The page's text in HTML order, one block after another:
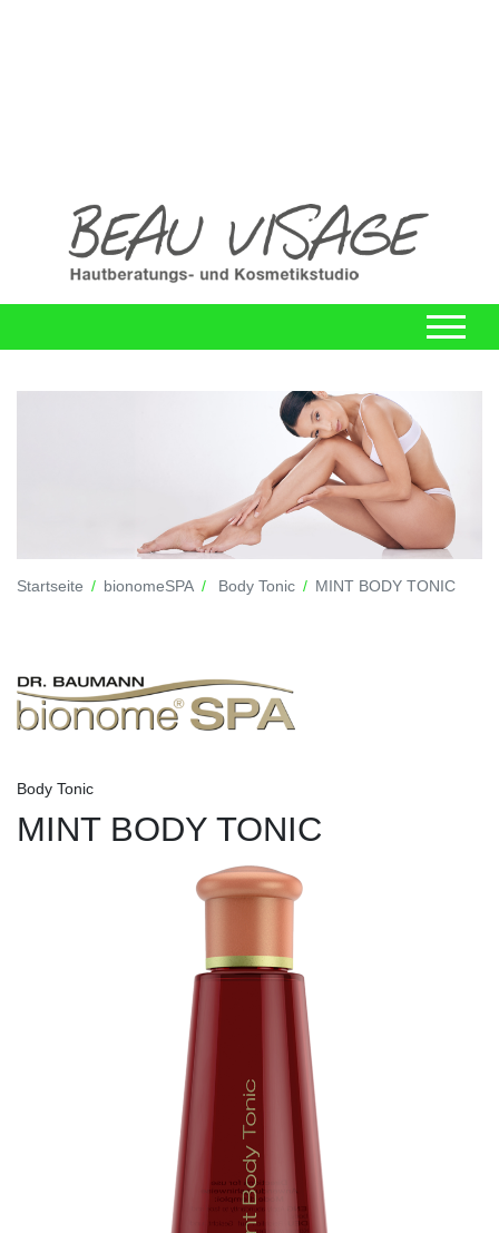
Startseite bionomeSPA Body Tonic MINT BODY TONIC
Body Tonic
MINT BODY TONIC